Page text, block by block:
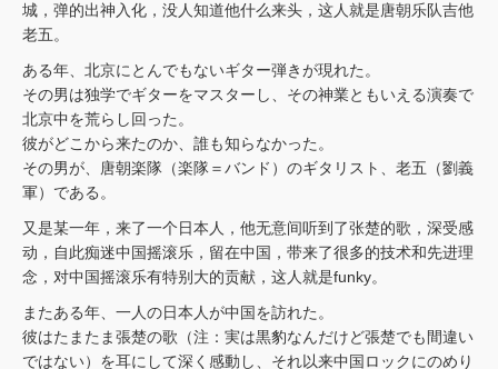
城，弹的出神入化，没人知道他什么来头，这人就是唐朝乐队吉他
老五。
ある年、北京にとんでもないギター弾きが現れた。
その男は独学でギターをマスターし、その神業ともいえる演奏で
北京中を荒らし回った。
彼がどこから来たのか、誰も知らなかった。
その男が、唐朝楽隊（楽隊＝バンド）のギタリスト、老五（劉義
軍）である。
又是某一年，来了一个日本人，他无意间听到了张楚的歌，深受感
动，自此痴迷中国摇滚乐，留在中国，带来了很多的技术和先进理
念，对中国摇滚乐有特别大的贡献，这人就是funky。
またある年、一人の日本人が中国を訪れた。
彼はたまたま張楚の歌（注：実は黒豹なんだけど張楚でも間違い
ではない）を耳にして深く感動し、それ以来中国ロックにのめり